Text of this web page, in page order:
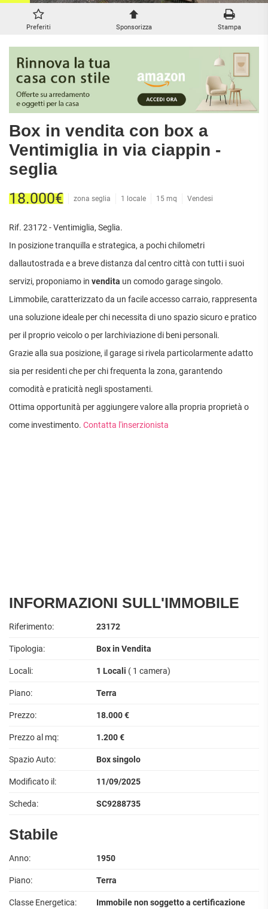
LOFT
MANSARDE
VILLE
RUSTICI E
CASALI
COMMERCIALI
COMMERCIALI
EDIFICABILI
INDUSTRIALI
VILLE DI LUSSO
VILLE CON GIARDINO
IMMOBILI IN AFFITTO
RESIDENZIALI
APPARTAMENTI
BILOCALI
TRILOCALI
QUADRILOCALI
ATTICI
CASE
INDIPENDENTI
VILLE
STANZE
RUSTICI E
CASALI
LOCALI
COMMERCIALI
MAGAZZINI
NEGOZI
UFFICI
ATTIVITÀ
IN
GESTIONE
APPARTAMENTI
PIANO
PIANO
ALTO
APPARTAMENTI
GIARDINO
APPARTAMENTI
APPARTAMENTI
VICINO
ALLA
METROPOLITANA
VILLETTE
Preferiti Sponsorizza Stampa
Box in vendita con box a
Ventimiglia in via ciappin -
seglia
18.000€ zona seglia 1 locale 15 mq Vendesi
Rif. 23172 - Ventimiglia, Seglia.
In posizione tranquilla e strategica, a pochi chilometri
dallautostrada e a breve distanza dal centro città con tutti i suoi
servizi, proponiamo in vendita un comodo garage singolo.
Limmobile, caratterizzato da un facile accesso carraio, rappresenta
una soluzione ideale per chi necessita di uno spazio sicuro e pratico
per il proprio veicolo o per larchiviazione di beni personali.
Grazie alla sua posizione, il garage si rivela particolarmente adatto
sia per residenti che per chi frequenta la zona, garantendo
comodità e praticità negli spostamenti.
Ottima opportunità per aggiungere valore alla propria proprietà o
come investimento. Contatta l'inserzionista
INFORMAZIONI SULL'IMMOBILE
Riferimento: 23172
Tipologia: Box in Vendita
Locali: 1 Locali ( 1 camera)
Piano: Terra
Prezzo: 18.000 €
Prezzo al mq: 1.200 €
Spazio Auto: Box singolo
Modificato il: 11/09/2025
Scheda: SC9288735
Stabile
Anno: 1950
Piano: Terra
Classe Energetica:
Immobile non soggetto a certificazione